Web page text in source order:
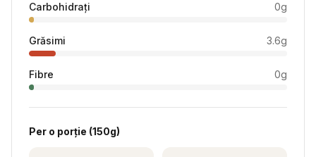
Carbohidrați 0g
Grăsimi 3.6g
Fibre 0g
Per o porție (150g)